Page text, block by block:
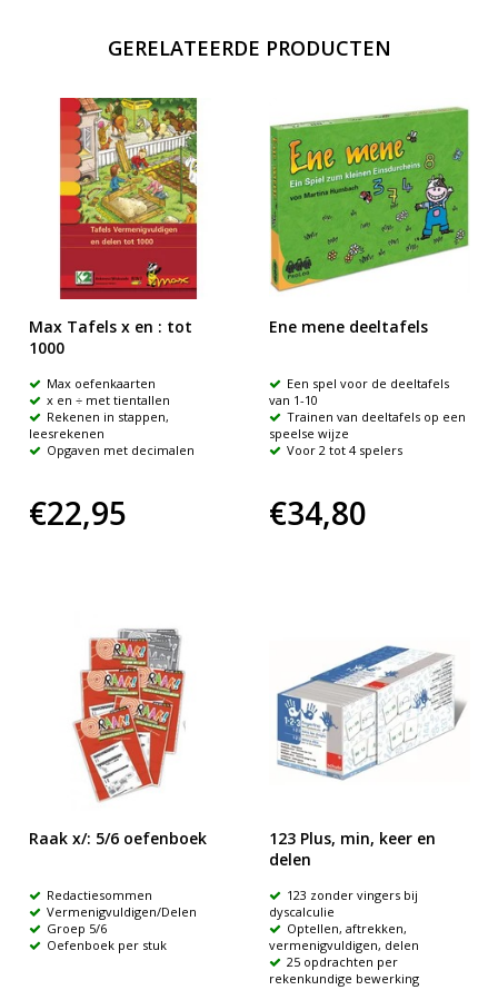
GERELATEERDE PRODUCTEN
Max Tafels x en : tot
1000
Max oefenkaarten
x en ÷ met tientallen
Rekenen in stappen,
leesrekenen
Opgaven met decimalen
€22,95
Ene mene deeltafels
Een spel voor de deeltafels
van 1-10
Trainen van deeltafels op een
speelse wijze
Voor 2 tot 4 spelers
€34,80
Raak x/: 5/6 oefenboek
Redactiesommen
Vermenigvuldigen/Delen
Groep 5/6
Oefenboek per stuk
123 Plus, min, keer en
delen
123 zonder vingers bij
dyscalculie
Optellen, aftrekken,
vermenigvuldigen, delen
25 opdrachten per
rekenkundige bewerking